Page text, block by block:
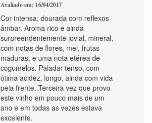
Avaliado em: 16/04/2017
Cor intensa, dourada com reflexos
âmbar. Aroma rico e ainda
surpreendentemente jovial, mineral,
com notas de flores, mel, frutas
maduras, e uma nota etérea de
cogumelos. Paladar tenso, com
ótima acidez, longo, ainda com vida
pela frente. Terceira vez que provo
este vinho em pouco mais de um
ano e em todas as vezes estava
excelente.